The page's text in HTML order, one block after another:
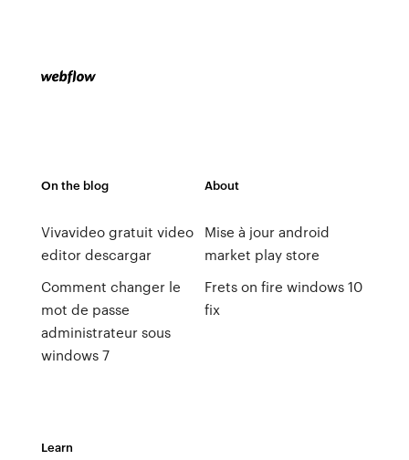
On the blog
Vivavideo gratuit video
editor descargar
Comment changer le
mot de passe
administrateur sous
windows 7
About
Mise à jour android
market play store
Frets on fire windows 10
fix
Learn